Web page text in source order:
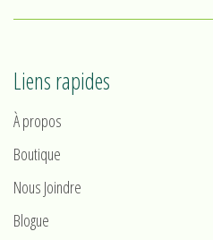
Liens rapides
À propos
Boutique
Nous Joindre
Blogue